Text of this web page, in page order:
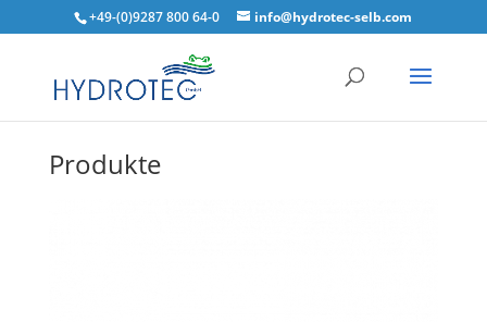
+49-(0)9287 800 64-0 info@hydrotec-selb.com
Produkte